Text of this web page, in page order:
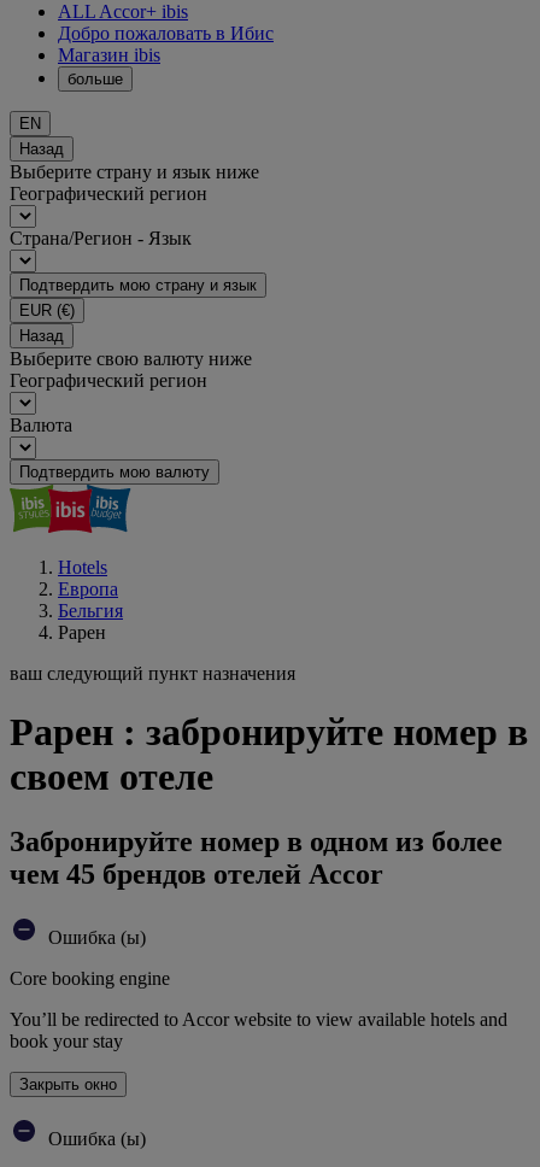
ALL Accor+ ibis
Добро пожаловать в Ибис
Магазин ibis
больше
EN
Назад
Выберите страну и язык ниже
Географический регион
Страна/Регион - Язык
Подтвердить мою страну и язык
EUR (€)
Назад
Выберите свою валюту ниже
Географический регион
Валюта
Подтвердить мою валюту
Hotels
Европа
Бельгия
Рарен
ваш следующий пункт назначения
Рарен : забронируйте номер в
своем отеле
Забронируйте номер в одном из более
чем 45 брендов отелей Accor
Ошибка (ы)
Core booking engine
You’ll be redirected to Accor website to view available hotels and
book your stay
Закрыть окно
Ошибка (ы)